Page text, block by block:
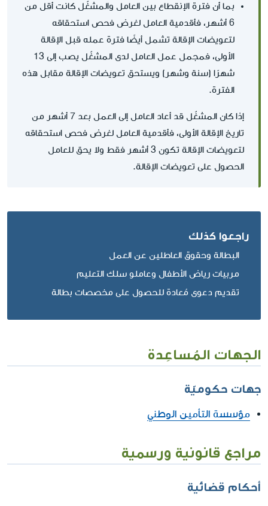
بما أن فترة الإنقطاع بين العامل والمشغّل كانت أقل من
6 أشهر، فأقدمية العامل لغرض فحص استحقاقه
لتعويضات الإقالة تشمل أيضًا فترة عمله قبل الإقالة
الأولى، فمجمل عمل العامل لدى المشغّل يصب إلى 13
شهرًا (سنة وشهر) ويستحق تعويضات الإقالة مقابل هذه
الفترة.
إذا كان المشغّل قد أعاد العامل إلى العمل بعد 7 أشهر من
تاريخ الإقالة الأولى، فأقدمية العامل لغرض فحص استحقاقه
لتعويضات الإقالة تكون 3 أشهر فقط ولا يحق للعامل
الحصول على تعويضات الإقالة.
راجعوا كذلك
البطالة وحقوق العاطلين عن العمل
مربيات رياض الأطفال وعاملو سلك التعليم
تقديم دعوى مُعادة للحصول على مخصصات بطالة
الجهات المُساعِدة
جهات حكوميّة
مؤسسة التأمين الوطني
مراجع قانونية ورسمية
أحكام قضائية